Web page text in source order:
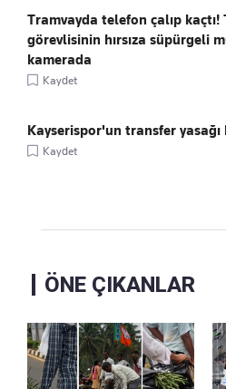
Tramvayda telefon çalıp kaçtı!
görevlisinin hırsıza süpürgeli
kamerada
Kaydet
Kayserispor'un transfer yasağı
Kaydet
ÖNE ÇIKANLAR